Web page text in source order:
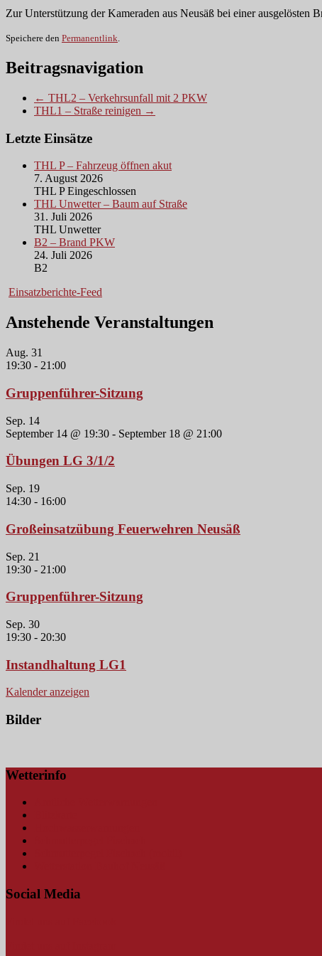
Zur Unterstützung der Kameraden aus Neusäß bei einer
Speichere den Permanentlink.
Beitragsnavigation
← THL2 – Verkehrsunfall mit 2 PKW
THL1 – Straße reinigen →
Letzte Einsätze
THL P – Fahrzeug öffnen akut
7. August 2026
THL P Eingeschlossen
THL Unwetter – Baum auf Straße
31. Juli 2026
THL Unwetter
B2 – Brand PKW
24. Juli 2026
B2
Einsatzberichte-Feed
Anstehende Veranstaltungen
Aug. 31
19:30 - 21:00
Gruppenführer-Sitzung
Sep. 14
September 14 @ 19:30 - September 18 @ 21:00
Übungen LG 3/1/2
Sep. 19
14:30 - 16:00
Großeinsatzübung Feuerwehren Neusäß
Sep. 21
19:30 - 21:00
Gruppenführer-Sitzung
Sep. 30
19:30 - 20:30
Instandhaltung LG1
Kalender anzeigen
Bilder
Wetterinfo
Social Media